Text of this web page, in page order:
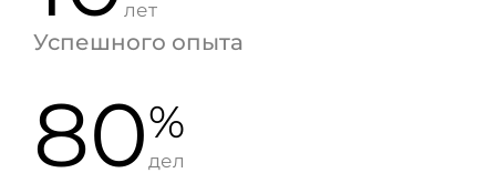
лет
Успешного опыта
80%
дел